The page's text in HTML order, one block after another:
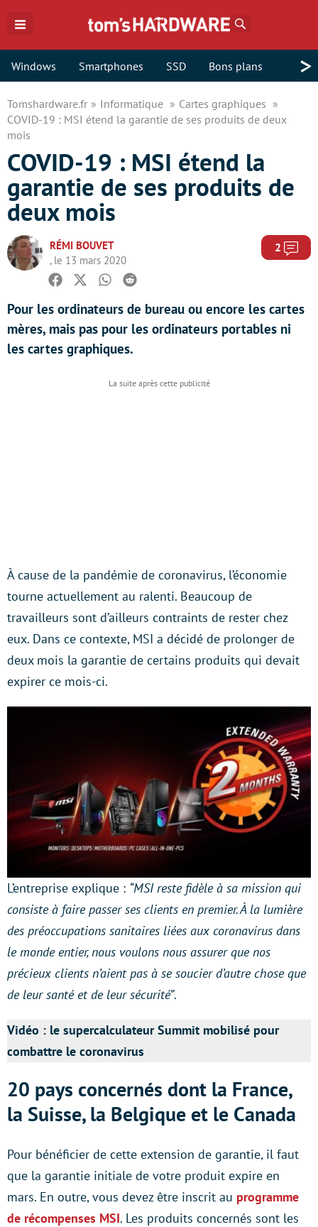
Windows Smartphones SSD Bons plans >
Tomshardware.fr Informatique
Cartes graphiques
COVID-19 : MSI étend la garantie de ses produits de deux
mois
COVID-19 : MSI étend la
garantie de ses produits de
deux mois
RÉMI BOUVET
, le 13 mars 2020
2
Facebook
TwitterWhatsapp
Reddit
Pour les ordinateurs de bureau ou encore les cartes
mères, mais pas pour les ordinateurs portables ni
les cartes graphiques.
À cause de la pandémie de coronavirus, l’économie
tourne actuellement au ralenti. Beaucoup de
travailleurs sont d’ailleurs contraints de rester chez
eux. Dans ce contexte, MSI a décidé de prolonger de
deux mois la garantie de certains produits qui devait
expirer ce mois-ci.
L’entreprise explique : “MSI reste fidèle à sa mission qui
consiste à faire passer ses clients en premier. À la lumière
des préoccupations sanitaires liées aux coronavirus dans
le monde entier, nous voulons nous assurer que nos
précieux clients n’aient pas à se soucier d’autre chose que
de leur santé et de leur sécurité”.
Vidéo : le supercalculateur Summit mobilisé pour
combattre le coronavirus
20 pays concernés dont la France,
la Suisse, la Belgique et le Canada
Pour bénéficier de cette extension de garantie, il faut
que la garantie initiale de votre produit expire en
mars. En outre, vous devez être inscrit au programme
de récompenses MSI. Les produits concernés sont les